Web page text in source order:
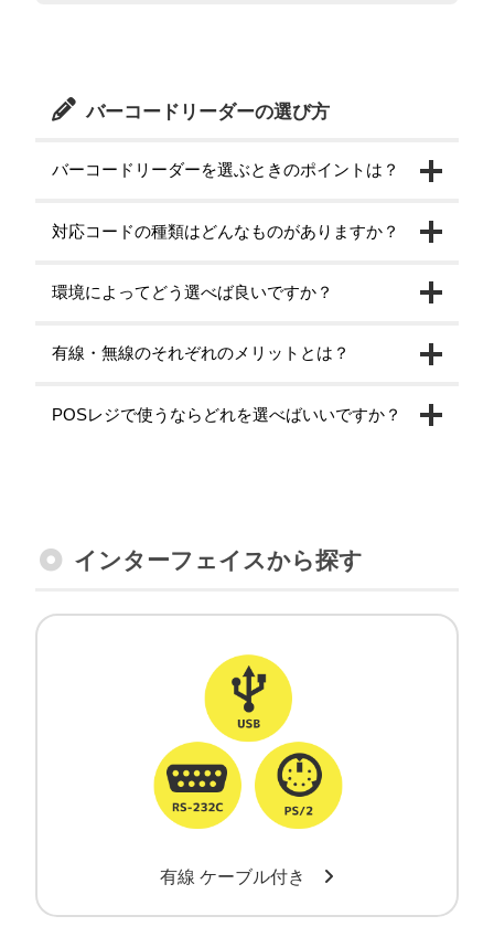
バーコードリーダーの選び方
バーコードリーダーを選ぶときのポイントは？
対応コードの種類はどんなものがありますか？
環境によってどう選べば良いですか？
有線・無線のそれぞれのメリットとは？
POSレジで使うならどれを選べばいいですか？
インターフェイスから探す
有線バーコードリーダー
有線 ケーブル付き